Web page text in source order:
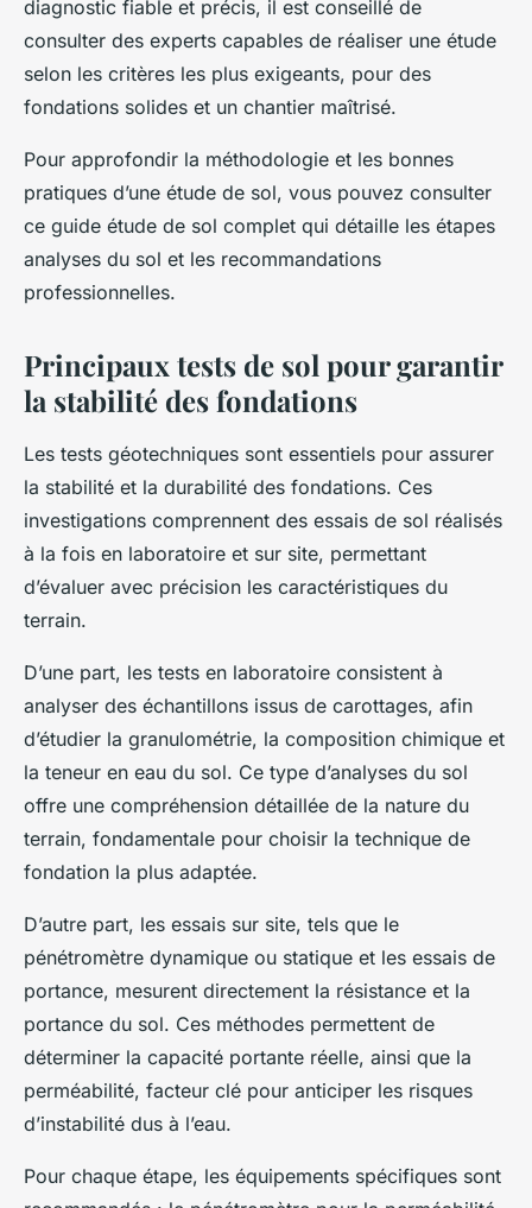
diagnostic fiable et précis, il est conseillé de
consulter des experts capables de réaliser une étude
selon les critères les plus exigeants, pour des
fondations solides et un chantier maîtrisé.
Pour approfondir la méthodologie et les bonnes
pratiques d’une étude de sol, vous pouvez consulter
ce guide étude de sol complet qui détaille les étapes
analyses du sol et les recommandations
professionnelles.
Principaux tests de sol pour garantir
la stabilité des fondations
Les tests géotechniques sont essentiels pour assurer
la stabilité et la durabilité des fondations. Ces
investigations comprennent des essais de sol réalisés
à la fois en laboratoire et sur site, permettant
d’évaluer avec précision les caractéristiques du
terrain.
D’une part, les tests en laboratoire consistent à
analyser des échantillons issus de carottages, afin
d’étudier la granulométrie, la composition chimique et
la teneur en eau du sol. Ce type d’analyses du sol
offre une compréhension détaillée de la nature du
terrain, fondamentale pour choisir la technique de
fondation la plus adaptée.
D’autre part, les essais sur site, tels que le
pénétromètre dynamique ou statique et les essais de
portance, mesurent directement la résistance et la
portance du sol. Ces méthodes permettent de
déterminer la capacité portante réelle, ainsi que la
perméabilité, facteur clé pour anticiper les risques
d’instabilité dus à l’eau.
Pour chaque étape, les équipements spécifiques sont